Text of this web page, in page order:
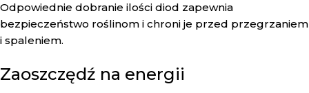
Odpowiednie dobranie ilości diod zapewnia
bezpieczeństwo roślinom i chroni je przed przegrzaniem
i spaleniem.
Zaoszczędź na energii